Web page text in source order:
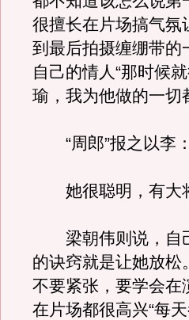
很擅长在片场搞气氛
到最后拍摄缠绷带的
自己的情人“那时候
瑜，我为他做的一切
“周郎”报之以李：
她很聪明，有大
梁朝伟则说，自己
的诀窍就是让她放松
不要紧张，要学会在
在片场都很高兴“每